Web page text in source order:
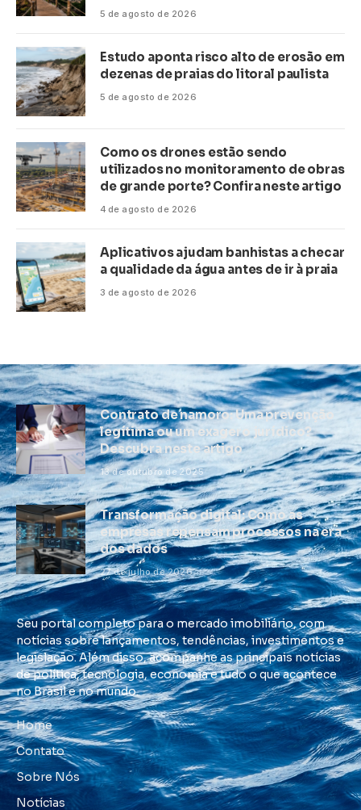
5 de agosto de 2026
Estudo aponta risco alto de erosão em
dezenas de praias do litoral paulista
5 de agosto de 2026
Como os drones estão sendo
utilizados no monitoramento de obras
de grande porte? Confira neste artigo
4 de agosto de 2026
Aplicativos ajudam banhistas a checar
a qualidade da água antes de ir à praia
3 de agosto de 2026
Contrato de namoro: Uma prevenção
legítima ou um exagero jurídico?
Descubra neste artigo
13 de outubro de 2025
Transformação digital: Como as
empresas repensam processos na era
dos dados
27 de julho de 2026
Seu portal completo para o mercado imobiliário, com
notícias sobre lançamentos, tendências, investimentos e
legislação. Além disso, acompanhe as principais notícias
de política, tecnologia, economia e tudo o que acontece
no Brasil e no mundo.
Home
Contato
Sobre Nós
Notícias